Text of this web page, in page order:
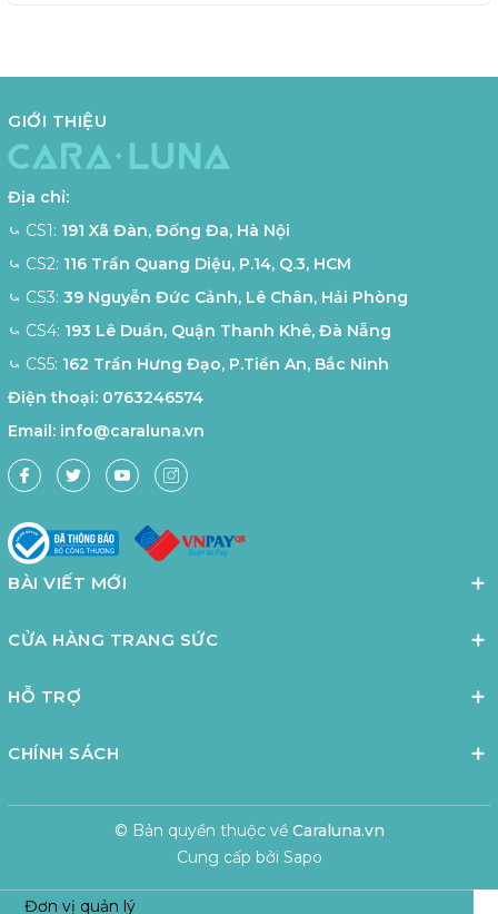
GIỚI THIỆU
Địa chỉ:
⤿ CS1: 191 Xã Đàn, Đống Đa, Hà Nội
⤿ CS2: 116 Trần Quang Diệu, P.14, Q.3, HCM
⤿ CS3: 39 Nguyễn Đức Cảnh, Lê Chân, Hải Phòng
⤿ CS4: 193 Lê Duẩn, Quận Thanh Khê, Đà Nẵng
⤿ CS5: 162 Trần Hưng Đạo, P.Tiền An, Bắc Ninh
Điện thoại: 0763246574
Email: info@caraluna.vn
BÀI VIẾT MỚI
CỬA HÀNG TRANG SỨC
HỖ TRỢ
CHÍNH SÁCH
© Bản quyền thuộc về Caraluna.vn
Cung cấp bởi Sapo
Đơn vị quản lý